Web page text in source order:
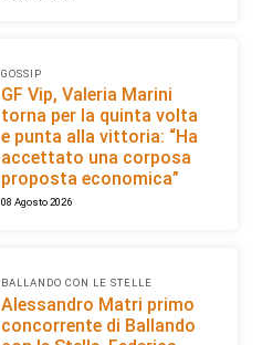
GOSSIP
GF Vip, Valeria Marini
torna per la quinta volta
e punta alla vittoria: “Ha
accettato una corposa
proposta economica”
08 Agosto 2026
BALLANDO CON LE STELLE
Alessandro Matri primo
concorrente di Ballando